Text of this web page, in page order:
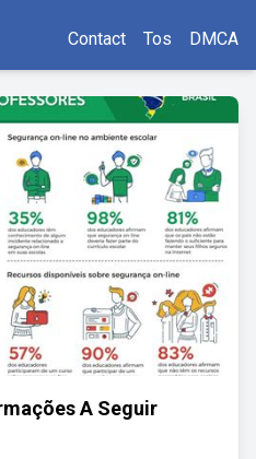
Contact Tos DMCA
A Seguir